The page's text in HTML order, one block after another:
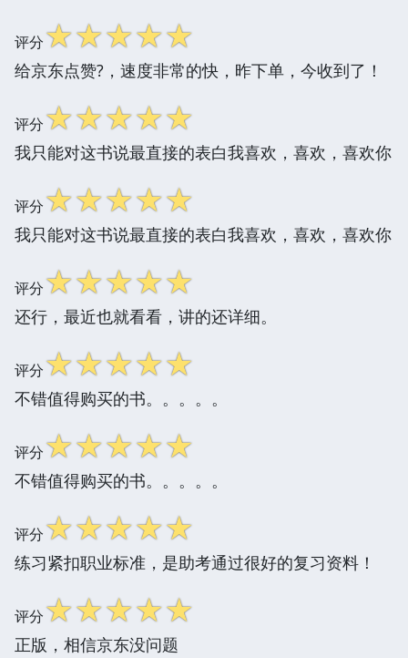
评分☆☆☆☆☆
给京东点赞?，速度非常的快，昨下单，今收到了！
评分☆☆☆☆☆
我只能对这书说最直接的表白我喜欢，喜欢，喜欢你
评分☆☆☆☆☆
我只能对这书说最直接的表白我喜欢，喜欢，喜欢你
评分☆☆☆☆☆
还行，最近也就看看，讲的还详细。
评分☆☆☆☆☆
不错值得购买的书。。。。。
评分☆☆☆☆☆
不错值得购买的书。。。。。
评分☆☆☆☆☆
练习紧扣职业标准，是助考通过很好的复习资料！
评分☆☆☆☆☆
正版，相信京东没问题